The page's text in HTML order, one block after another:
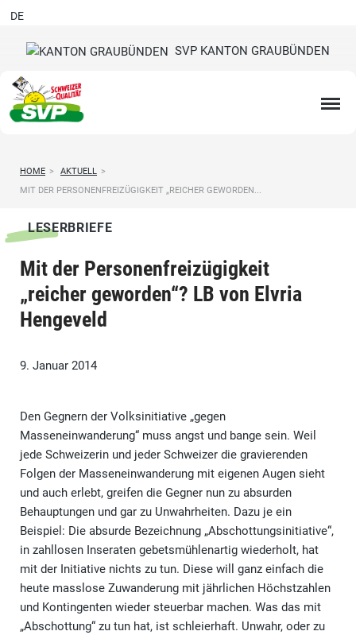
SVP KANTON GRAUBÜNDEN
DE
HOME > AKTUELL >
MIT DER PERSONENFREIZÜGIGKEIT „REICHER GEWORDEN...
LESERBRIEFE
Mit der Personenfreizügigkeit
„reicher geworden“? LB von Elvria
Hengeveld
9. Januar 2014
Den Gegnern der Volksinitiative „gegen
Masseneinwanderung“ muss angst und bange sein. Weil
jede Schweizerin und jeder Schweizer die gravierenden
Folgen der Masseneinwanderung mit eigenen Augen sieht
und auch erlebt, greifen die Gegner nun zu absurden
Behauptungen und gar zu Unwahrheiten. Dazu je ein
Beispiel: Die absurde Bezeichnung „Abschottungsinitiative“,
in zahllosen Inseraten gebetsmühlenartig wiederholt, hat
mit der Initiative nichts zu tun. Diese will ganz einfach die
heute masslose Zuwanderung mit jährlichen Höchstzahlen
und Kontingenten wieder steuerbar machen. Was das mit
„Abschottung“ zu tun hat, ist schleierhaft. Unwahr, oder zu